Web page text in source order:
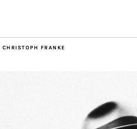
CHRISTOPH FRANKE